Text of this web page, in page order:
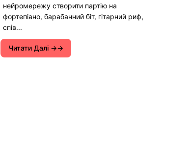
нейромережу створити партію на
фортепіано, барабанний біт, гітарний риф,
спів...
Читати Далі →